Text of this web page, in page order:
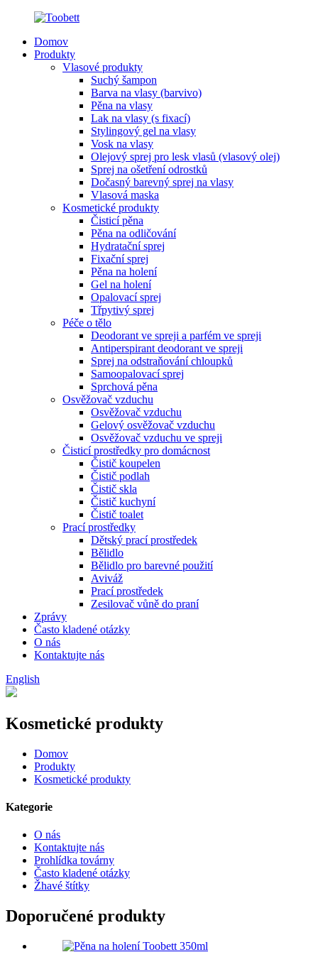
Domov
Produkty
Vlasové produkty
Suchý šampon
Barva na vlasy (barvivo)
Pěna na vlasy
Lak na vlasy (s fixací)
Stylingový gel na vlasy
Vosk na vlasy
Olejový sprej pro lesk vlasů (vlasový olej)
Sprej na ošetření odrostků
Dočasný barevný sprej na vlasy
Vlasová maska
Kosmetické produkty
Čisticí pěna
Pěna na odličování
Hydratační sprej
Fixační sprej
Pěna na holení
Gel na holení
Opalovací sprej
Třpytivý sprej
Péče o tělo
Deodorant ve spreji a parfém ve spreji
Antiperspirant deodorant ve spreji
Sprej na odstraňování chloupků
Samoopalovací sprej
Sprchová pěna
Osvěžovač vzduchu
Osvěžovač vzduchu
Gelový osvěžovač vzduchu
Osvěžovač vzduchu ve spreji
Čisticí prostředky pro domácnost
Čistič koupelen
Čistič podlah
Čistič skla
Čistič kuchyní
Čistič toalet
Prací prostředky
Dětský prací prostředek
Bělidlo
Bělidlo pro barevné použití
Aviváž
Prací prostředek
Zesilovač vůně do praní
Zprávy
Často kladené otázky
O nás
Kontaktujte nás
English
Kosmetické produkty
Domov
Produkty
Kosmetické produkty
Kategorie
O nás
Kontaktujte nás
Prohlídka továrny
Často kladené otázky
Žhavé štítky
Doporučené produkty